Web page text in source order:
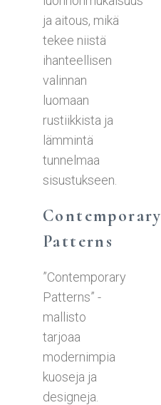
ja aitous, mikä
tekee niistä
ihanteellisen
valinnan
luomaan
rustiikkista ja
lämmintä
tunnelmaa
sisustukseen.
Contemporary
Patterns
”Contemporary
Patterns” -
mallisto
tarjoaa
modernimpia
kuoseja ja
designeja.